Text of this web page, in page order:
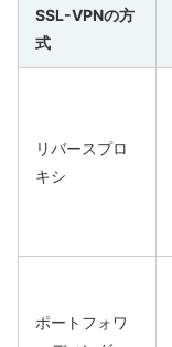
SSL-VPNの方
式
リバースプロ
キシ
ポートフォワ